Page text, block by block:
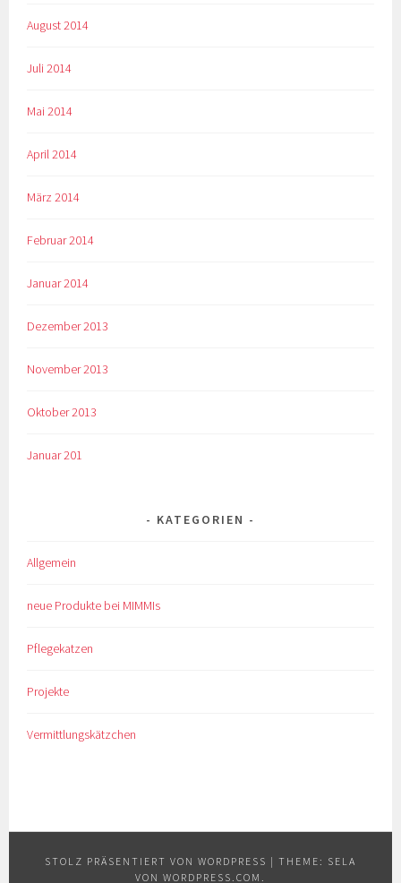
August 2014
Juli 2014
Mai 2014
April 2014
März 2014
Februar 2014
Januar 2014
Dezember 2013
November 2013
Oktober 2013
Januar 201
KATEGORIEN
Allgemein
neue Produkte bei MIMMIs
Pflegekatzen
Projekte
Vermittlungskätzchen
STOLZ PRÄSENTIERT VON WORDPRESS | THEME: SELA
VON WORDPRESS.COM